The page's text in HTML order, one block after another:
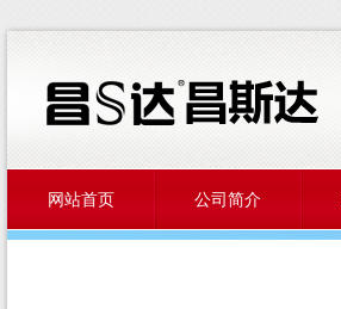
网站首页 公司简介